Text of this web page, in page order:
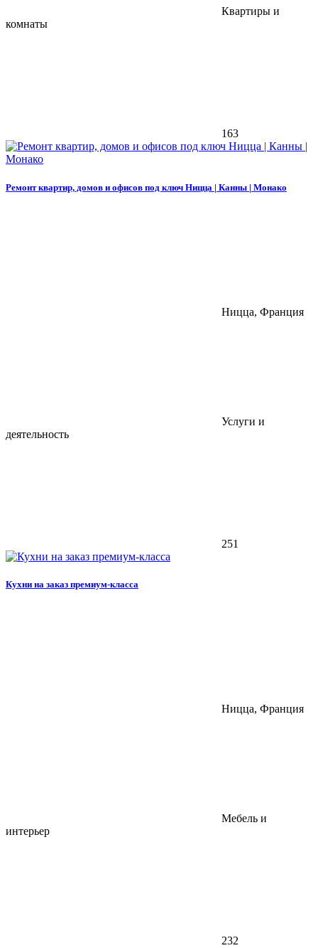
Квартиры и
комнаты
163
Ремонт квартир, домов и офисов под ключ Ницца | Канны | Монако
Ницца, Франция
Услуги и
деятельность
251
Кухни на заказ премиум-класса
Ницца, Франция
Мебель и
интерьер
232